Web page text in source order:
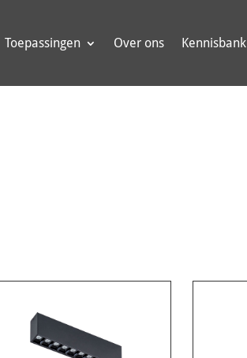
Toepassingen Over ons Kennisbank